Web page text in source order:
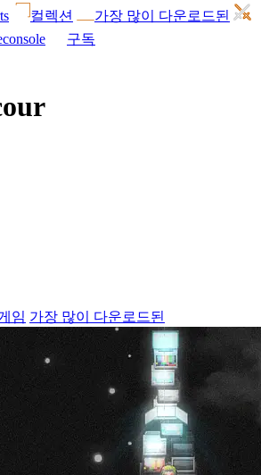
컬렉션
가장 많이 다운로드된
구독
임 가장 많이 다운로드된